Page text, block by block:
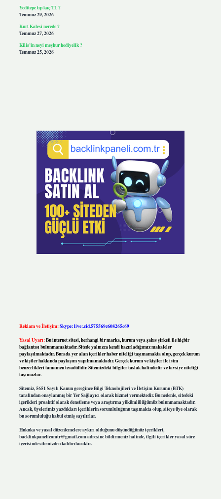
Yeditepe tıp kaç TL ?
Temmuz 29, 2026
Kurt Kalesi nerede ?
Temmuz 27, 2026
Kilis’in neyi meşhur hediyelik ?
Temmuz 25, 2026
Reklam ve İletişim:Skype: live:.cid.575569c608265c69
Yasal Uyarı:Bu internet sitesi, herhangi bir marka, kurum veya şahıs şirketi ile hiçbir
bağlantısı bulunmamaktadır. Sitede yalnızca kendi hazırladığımız makaleler
paylaşılmaktadır. Burada yer alan içerikler haber niteliği taşımamakta olup, gerçek kurum
ve kişiler hakkında paylaşım yapılmamaktadır. Gerçek kurum ve kişiler ile isim
benzerlikleri tamamen tesadüfidir. Sitemizdeki bilgiler taslak halindedir ve tavsiye niteliği
taşımazlar.
Sitemiz, 5651 Sayılı Kanun gereğince Bilgi Teknolojileri ve İletişim Kurumu (BTK)
tarafından onaylanmış bir Yer Sağlayıcı olarak hizmet vermektedir. Bu nedenle, sitedeki
içerikleri proaktif olarak denetleme veya araştırma yükümlülüğümüz bulunmamaktadır.
Ancak, üyelerimiz yazdıkları içeriklerin sorumluluğunu taşımakta olup, siteye üye olarak
bu sorumluluğu kabul etmiş sayılırlar.
Hukuka ve yasal düzenlemelere aykırı olduğunu düşündüğünüz içerikleri,
backlinkpanelicomtr@gmail.comadresine bildirmeniz halinde, ilgili içerikler yasal süre
içerisinde sitemizden kaldırılacaktır.